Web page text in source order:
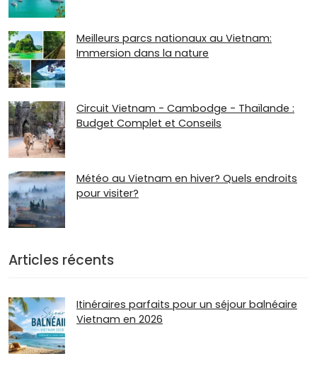
Meilleurs parcs nationaux au Vietnam:
Immersion dans la nature
Circuit Vietnam - Cambodge - Thaïlande :
Budget Complet et Conseils
Météo au Vietnam en hiver? Quels endroits
pour visiter?
Articles récents
Itinéraires parfaits pour un séjour balnéaire
Vietnam en 2026